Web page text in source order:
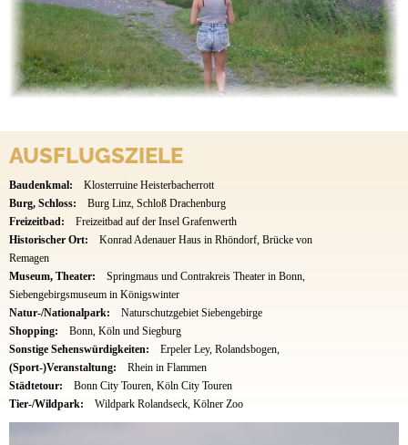
AUSFLUGSZIELE
Baudenkmal:
Klosterruine Heisterbacherrott
Burg, Schloss:
Burg Linz, Schloß Drachenburg
Freizeitbad:
Freizeitbad auf der Insel Grafenwerth
Historischer Ort:
Konrad Adenauer Haus in Rhöndorf, Brücke von
Remagen
Museum, Theater:
Springmaus und Contrakreis Theater in Bonn,
Siebengebirgsmuseum in Königswinter
Natur-/Nationalpark:
Naturschutzgebiet Siebengebirge
Shopping:
Bonn, Köln und Siegburg
Sonstige Sehenswürdigkeiten:
Erpeler Ley, Rolandsbogen,
(Sport-)Veranstaltung:
Rhein in Flammen
Städtetour:
Bonn City Touren, Köln City Touren
Tier-/Wildpark:
Wildpark Rolandseck, Kölner Zoo